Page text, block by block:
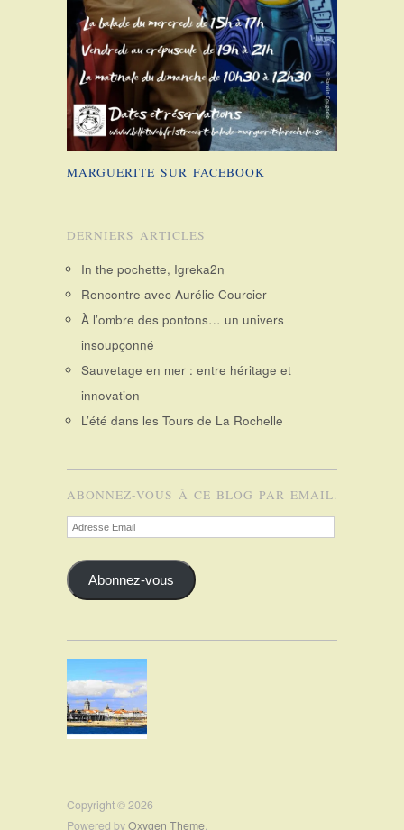
MARGUERITE SUR FACEBOOK
DERNIERS ARTICLES
In the pochette, Igreka2n
Rencontre avec Aurélie Courcier
À l’ombre des pontons… un univers
insoupçonné
Sauvetage en mer : entre héritage et
innovation
L’été dans les Tours de La Rochelle
ABONNEZ-VOUS À CE BLOG PAR EMAIL.
Adresse
Email
Abonnez-vous
Copyright © 2026
Powered byOxygen Theme